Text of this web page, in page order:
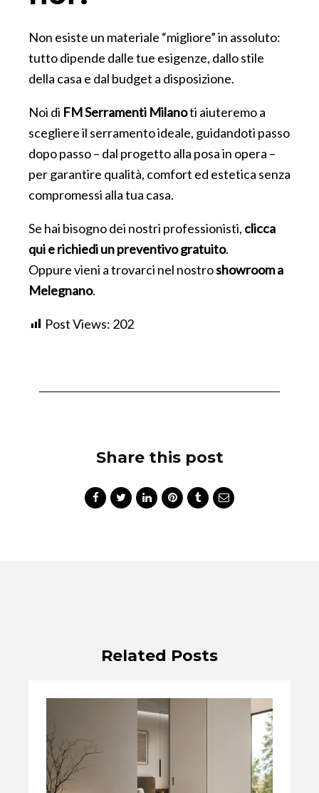
Non esiste un materiale “migliore” in assoluto:
tutto dipende dalle tue esigenze, dallo stile
della casa e dal budget a disposizione.
Noi di FM Serramenti Milanoti aiuteremo a
scegliere il serramento ideale, guidandoti passo
dopo passo – dal progetto alla posa in opera –
per garantire qualità, comfort ed estetica senza
compromessi alla tua casa.
Se hai bisogno dei nostri professionisti, clicca
qui e richiedi un preventivo gratuito.
Oppure vieni a trovarci nel nostroshowroom a
Melegnano.
Post Views: 202
Share this post
Related Posts